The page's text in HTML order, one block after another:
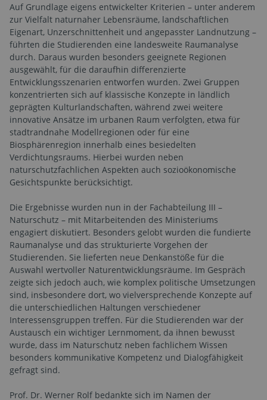
Auf Grundlage eigens entwickelter Kriterien – unter anderem
zur Vielfalt naturnaher Lebensräume, landschaftlichen
Eigenart, Unzerschnittenheit und angepasster Landnutzung –
führten die Studierenden eine landesweite Raumanalyse
durch. Daraus wurden besonders geeignete Regionen
ausgewählt, für die daraufhin differenzierte
Entwicklungsszenarien entworfen wurden. Zwei Gruppen
konzentrierten sich auf klassische Konzepte in ländlich
geprägten Kulturlandschaften, während zwei weitere
innovative Ansätze im urbanen Raum verfolgten, etwa für
stadtrandnahe Modellregionen oder für eine
Biosphärenregion innerhalb eines besiedelten
Verdichtungsraums. Hierbei wurden neben
naturschutzfachlichen Aspekten auch sozioökonomische
Gesichtspunkte berücksichtigt.
Die Ergebnisse wurden nun in der Fachabteilung III –
Naturschutz – mit Mitarbeitenden des Ministeriums
engagiert diskutiert. Besonders gelobt wurden die fundierte
Raumanalyse und das strukturierte Vorgehen der
Studierenden. Sie lieferten neue Denkanstöße für die
Auswahl wertvoller Naturentwicklungsräume. Im Gespräch
zeigte sich jedoch auch, wie komplex politische Umsetzungen
sind, insbesondere dort, wo vielversprechende Konzepte auf
die unterschiedlichen Haltungen verschiedener
Interessensgruppen treffen. Für die Studierenden war der
Austausch ein wichtiger Lernmoment, da ihnen bewusst
wurde, dass im Naturschutz neben fachlichem Wissen
besonders kommunikative Kompetenz und Dialogfähigkeit
gefragt sind.
Prof. Dr. Werner Rolf bedankte sich im Namen der